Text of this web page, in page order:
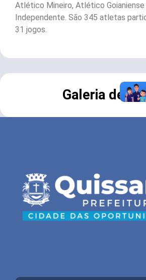
Atlético Mineiro, Atlético Goianiense
Independente. São 345 atletas
31 jogos.
Galeria de